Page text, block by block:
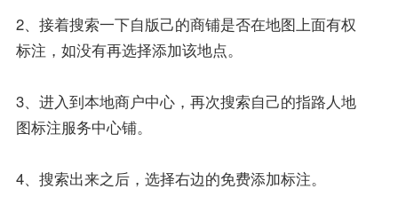
2、接着搜索一下自版己的商铺是否在地图上面有权
标注，如没有再选择添加该地点。
3、进入到本地商户中心，再次搜索自己的指路人地
图标注服务中心铺。
4、搜索出来之后，选择右边的免费添加标注。